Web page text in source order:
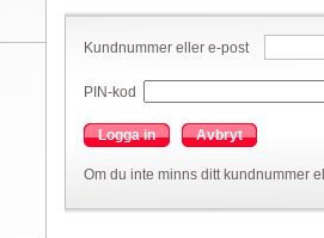
Kundnummer eller e-post
PIN-kod
Logga in Avbryt
Om du inte minns ditt kundnummer